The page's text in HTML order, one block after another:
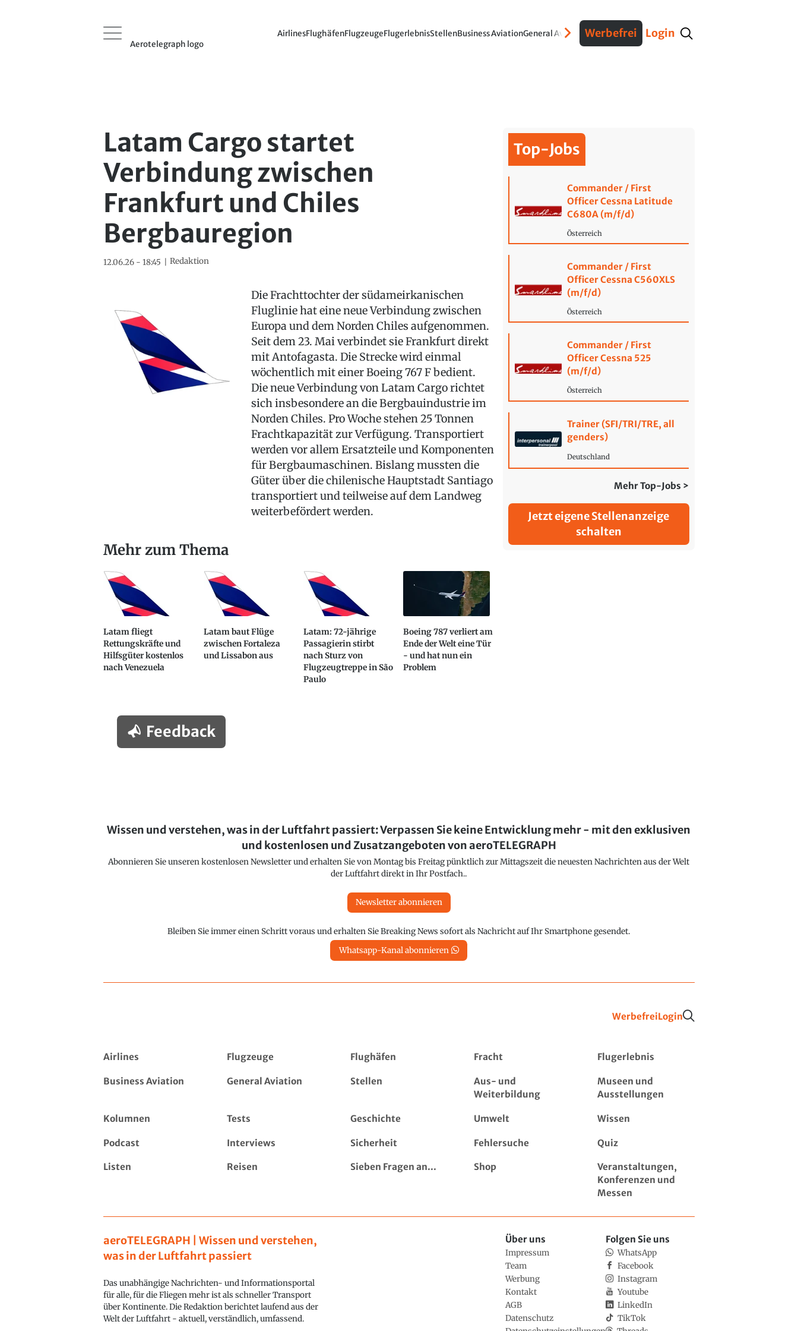
Aerotelegraph logo
AirlinesFlughäfenFlugzeugeFlugerlebnisStellenBusiness AviationGeneral AviationVerteidigungInterviews Fracht
Werbefrei Login
Latam Cargo startet
Verbindung zwischen
Frankfurt und Chiles
Bergbauregion
12.06.26 - 18:45 Redaktion
Die Frachttochter der südameirkanischen
Fluglinie hat eine neue Verbindung zwischen
Europa und dem Norden Chiles aufgenommen.
Seit dem 23. Mai verbindet sie Frankfurt direkt
mit Antofagasta. Die Strecke wird einmal
wöchentlich mit einer Boeing 767 F bedient.
Die neue Verbindung von Latam Cargo richtet
sich insbesondere an die Bergbauindustrie im
Norden Chiles. Pro Woche stehen 25 Tonnen
Frachtkapazität zur Verfügung. Transportiert
werden vor allem Ersatzteile und Komponenten
für Bergbaumaschinen. Bislang mussten die
Güter über die chilenische Hauptstadt Santiago
transportiert und teilweise auf dem Landweg
weiterbefördert werden.
Mehr zum Thema
Latam fliegt
Rettungskräfte und
Hilfsgüter kostenlos
nach Venezuela
Latam baut Flüge
zwischen Fortaleza
und Lissabon aus
Latam: 72-jährige
Passagierin stirbt
nach Sturz von
Flugzeugtreppe in São
Paulo
Boeing 787 verliert am
Ende der Welt eine Tür
- und hat nun ein
Problem
Feedback
Top-Jobs
Commander / First
Officer Cessna Latitude
C680A (m/f/d)
Österreich
Commander / First
Officer Cessna C560XLS
(m/f/d)
Österreich
Commander / First
Officer Cessna 525
(m/f/d)
Österreich
Trainer (SFI/TRI/TRE, all
genders)
Deutschland
Mehr Top-Jobs >
Jetzt eigene Stellenanzeige
schalten
Wissen und verstehen, was in der Luftfahrt passiert: Verpassen Sie keine Entwicklung mehr - mit den exklusiven
und kostenlosen und Zusatzangeboten von aeroTELEGRAPH
Abonnieren Sie unseren kostenlosen Newsletter und erhalten Sie von Montag bis Freitag pünktlich zur Mittagszeit die neuesten Nachrichten aus der Welt
der Luftfahrt direkt in Ihr Postfach..
Newsletter abonnieren
Bleiben Sie immer einen Schritt voraus und erhalten Sie Breaking News sofort als Nachricht auf Ihr Smartphone gesendet.
Whatsapp-Kanal abonnieren
WerbefreiLogin
Airlines Flugzeuge Flughäfen Fracht Flugerlebnis
Business Aviation General Aviation Stellen
Aus- und
Weiterbildung
Museen und
Ausstellungen
Kolumnen Tests Geschichte Umwelt Wissen
Podcast Interviews Sicherheit Fehlersuche Quiz
Listen Reisen Sieben Fragen an... Shop
Veranstaltungen,
Konferenzen und
Messen
aeroTELEGRAPH | Wissen und verstehen,
was in der Luftfahrt passiert
Das unabhängige Nachrichten- und Informationsportal
für alle, für die Fliegen mehr ist als schneller Transport
über Kontinente. Die Redaktion berichtet laufend aus der
Welt der Luftfahrt - aktuell, verständlich, umfassend.
Über uns
Impressum
Team
Werbung
Kontakt
AGB
Datenschutz
Folgen Sie uns
WhatsApp
Facebook
Instagram
Youtube
LinkedIn
TikTok